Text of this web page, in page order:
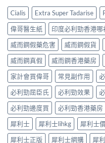
嗎？〉
中
福
的
終
點〉
中
析：
常
見
反
應、
發
生
率〉
中
非）
起
效
與
藥
效
持
續
完
整
指
南：
30
分
見
顆
夠
嗎？
30mg
vs
60mg
劑
量
選
擇
與
安
全
性
整
Cialis Extra Super Tadarise
偉哥醫生紙
印度必利勁香港哪
威而鋼假藥危害
威而鋼假貨
威而鋼真假
威而鋼香港藥房
家計會買偉哥
常見副作用
必利勁屈臣氏
必利勁效果
必利勁邊度買
必利勁香港藥房
犀利士
犀利士lihkg 犀利士
犀利士正版
犀利士網購 犀